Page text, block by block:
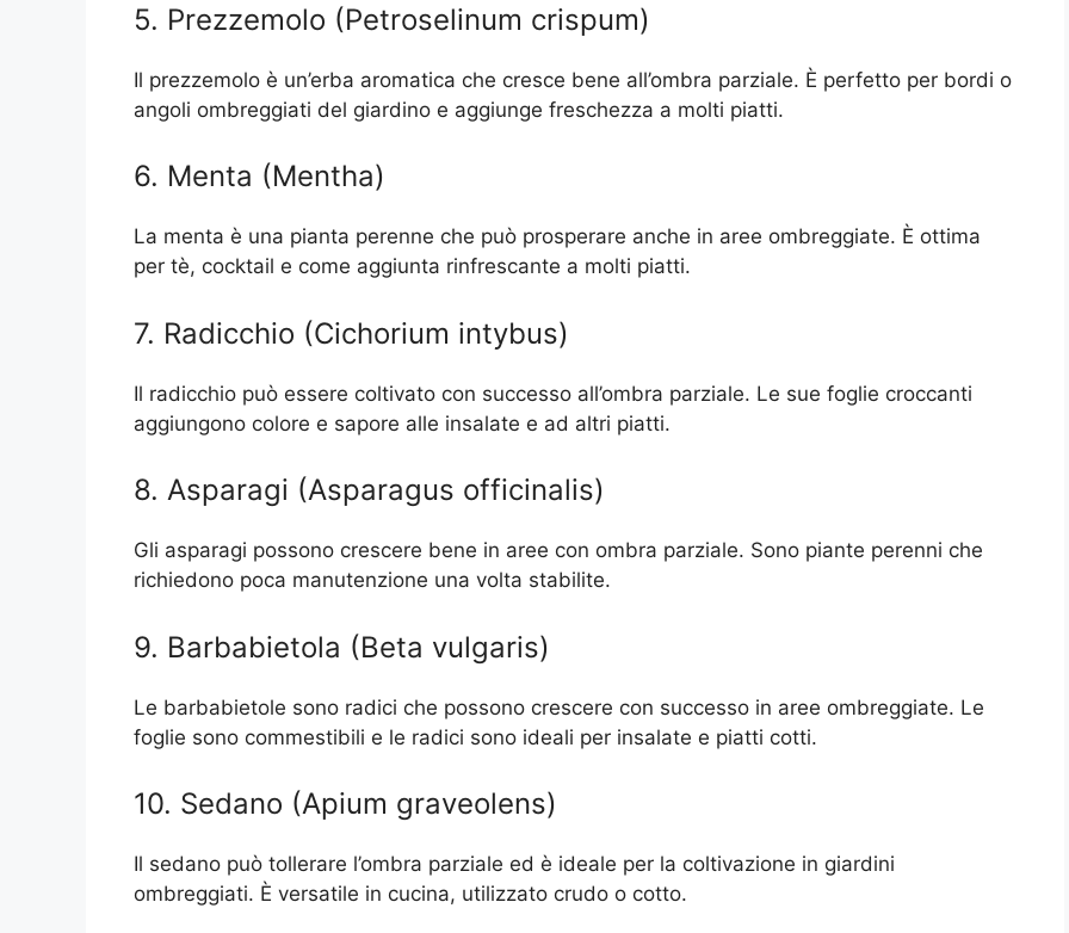
5. Prezzemolo (Petroselinum crispum)
Il prezzemolo è un’erba aromatica che cresce bene all’ombra parziale. È perfetto per bordi o
angoli ombreggiati del giardino e aggiunge freschezza a molti piatti.
6. Menta (Mentha)
La menta è una pianta perenne che può prosperare anche in aree ombreggiate. È ottima
per tè, cocktail e come aggiunta rinfrescante a molti piatti.
7. Radicchio (Cichorium intybus)
Il radicchio può essere coltivato con successo all’ombra parziale. Le sue foglie croccanti
aggiungono colore e sapore alle insalate e ad altri piatti.
8. Asparagi (Asparagus officinalis)
Gli asparagi possono crescere bene in aree con ombra parziale. Sono piante perenni che
richiedono poca manutenzione una volta stabilite.
9. Barbabietola (Beta vulgaris)
Le barbabietole sono radici che possono crescere con successo in aree ombreggiate. Le
foglie sono commestibili e le radici sono ideali per insalate e piatti cotti.
10. Sedano (Apium graveolens)
Il sedano può tollerare l’ombra parziale ed è ideale per la coltivazione in giardini
ombreggiati. È versatile in cucina, utilizzato crudo o cotto.